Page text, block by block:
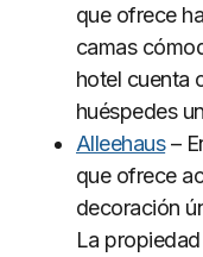
que ofrece
camas
hotel cuenta
huéspedes
Alleehaus–
que ofrece
decoración
La